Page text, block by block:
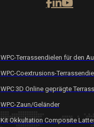
WPC-Terrassendielen für den
WPC-Coextrusions-
WPC 3D Online geprägte
WPC-Zaun/Geländer
Kit Okkultation Composite